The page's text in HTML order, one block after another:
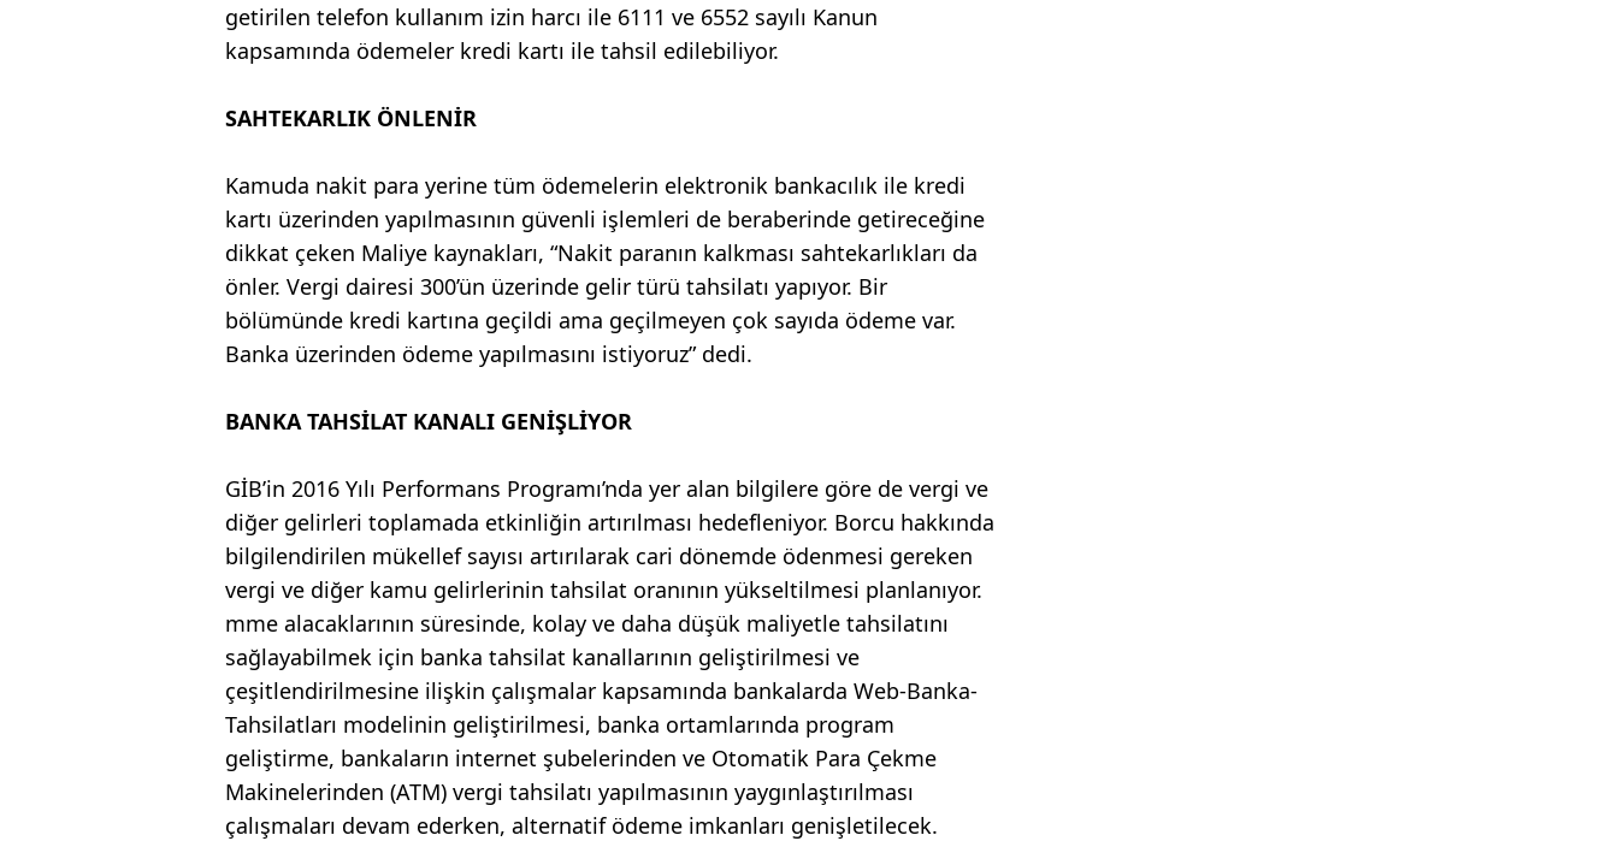
getirilen telefon kullanım izin harcı ile 6111 ve 6552 sayılı Kanun
kapsamında ödemeler kredi kartı ile tahsil edilebiliyor.
SAHTEKARLIK ÖNLENİR
Kamuda nakit para yerine tüm ödemelerin elektronik bankacılık ile kredi
kartı üzerinden yapılmasının güvenli işlemleri de beraberinde getireceğine
dikkat çeken Maliye kaynakları, “Nakit paranın kalkması sahtekarlıkları da
önler. Vergi dairesi 300’ün üzerinde gelir türü tahsilatı yapıyor. Bir
bölümünde kredi kartına geçildi ama geçilmeyen çok sayıda ödeme var.
Banka üzerinden ödeme yapılmasını istiyoruz” dedi.
BANKA TAHSİLAT KANALI GENİŞLİYOR
GİB’in 2016 Yılı Performans Programı’nda yer alan bilgilere göre de vergi ve
diğer gelirleri toplamada etkinliğin artırılması hedefleniyor. Borcu hakkında
bilgilendirilen mükellef sayısı artırılarak cari dönemde ödenmesi gereken
vergi ve diğer kamu gelirlerinin tahsilat oranının yükseltilmesi planlanıyor.
mme alacaklarının süresinde, kolay ve daha düşük maliyetle tahsilatını
sağlayabilmek için banka tahsilat kanallarının geliştirilmesi ve
çeşitlendirilmesine ilişkin çalışmalar kapsamında bankalarda Web-Banka-
Tahsilatları modelinin geliştirilmesi, banka ortamlarında program
geliştirme, bankaların internet şubelerinden ve Otomatik Para Çekme
Makinelerinden (ATM) vergi tahsilatı yapılmasının yaygınlaştırılması
çalışmaları devam ederken, alternatif ödeme imkanları genişletilecek.